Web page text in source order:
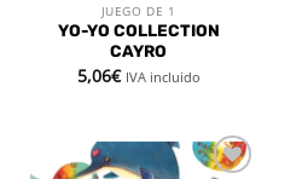
JUEGO DE 1
YO-YO COLLECTION
CAYRO
5,06€ IVA incluido